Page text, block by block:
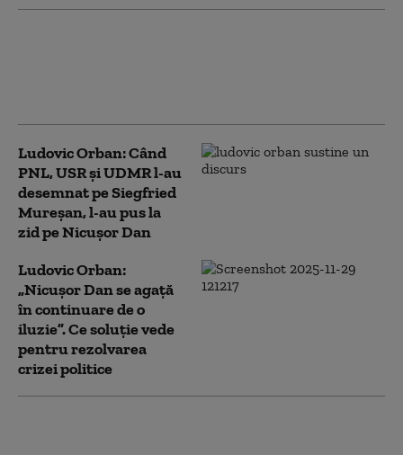
Ludovic Orban: Când
PNL, USR şi UDMR l-au
desemnat pe Siegfried
Mureşan, l-au pus la
zid pe Nicuşor Dan
Ludovic Orban:
„Nicușor Dan se agață
în continuare de o
iluzie”. Ce soluție vede
pentru rezolvarea
crizei politice